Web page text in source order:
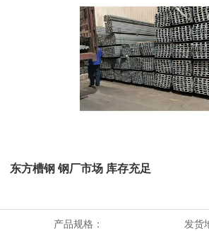
东方槽钢 钢厂市场 库存充足
产品规格： 发货